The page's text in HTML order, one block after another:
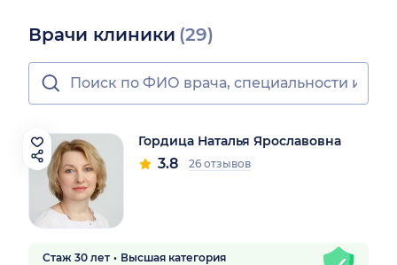
Врачи клиники (29)
Гордица Наталья Ярославовна
3.8 26 отзывов
Стаж 30 лет
Высшая категория